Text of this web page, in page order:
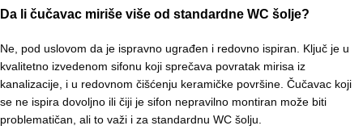
Da li čučavac miriše više od standardne WC šolje?
Ne, pod uslovom da je ispravno ugrađen i redovno ispiran. Ključ je u
kvalitetno izvedenom sifonu koji sprečava povratak mirisa iz
kanalizacije, i u redovnom čišćenju keramičke površine. Čučavac koji
se ne ispira dovoljno ili čiji je sifon nepravilno montiran može biti
problematičan, ali to važi i za standardnu WC šolju.